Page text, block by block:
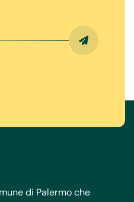
di Palermo che